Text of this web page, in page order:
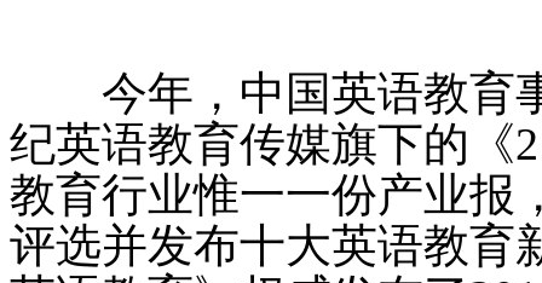
今年，中国英语教育
纪英语教育传媒旗下的《
教育行业惟一一份产业报
评选并发布十大英语教育